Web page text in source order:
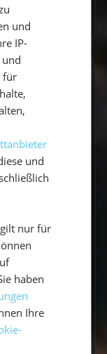
Auf
und
IP-
für
und
nur für
haben
Ihre